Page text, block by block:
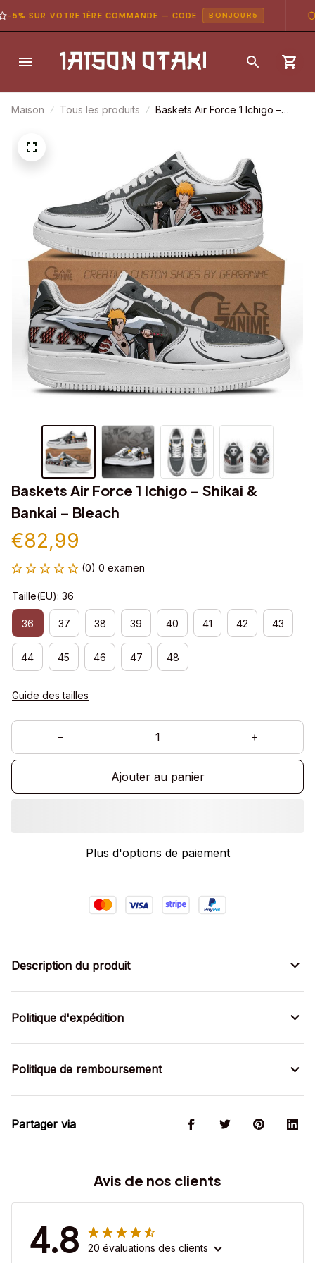
SUR VOTRE 1ÈRE COMMANDE — CODE BONJOUR5
Maison Tous les produits
Baskets Air Force 1 Ichigo –
Baskets Air Force 1 Ichigo – Shikai &
Bankai – Bleach
€82,99
(0) 0 examen
Taille(EU): 36
36 37 38 39 40 41 42 43
44 45 46 47 48
Guide des tailles
Ajouter au panier
Plus d'options de paiement
Description du produit
Politique d'expédition
Politique de remboursement
Partager via
Avis de nos clients
4.8 20 évaluations des clients